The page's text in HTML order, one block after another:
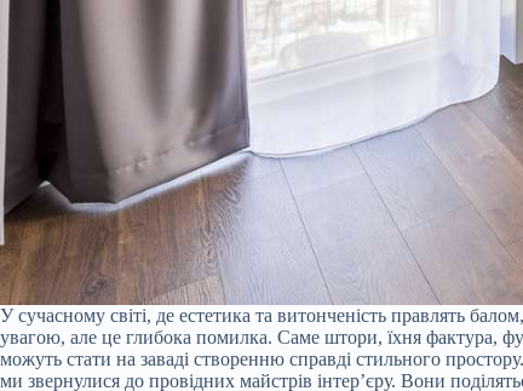
У сучасному світі, де естетика та витонченість правлять
увагою, але це глибока помилка. Саме штори, їхня фактура,
можуть стати на заваді створенню справді стильного
ми звернулися до провідних майстрів інтер’єру. Вони